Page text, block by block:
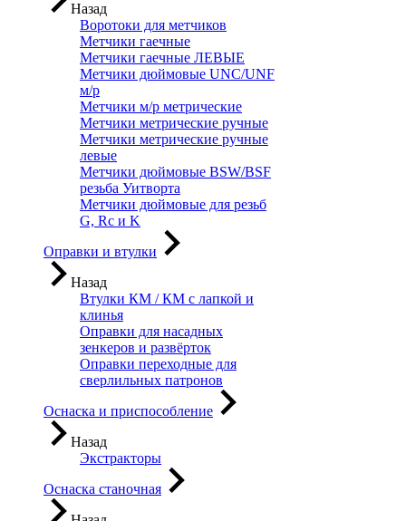
Назад
Воротоки для метчиков
Метчики гаечные
Метчики гаечные ЛЕВЫЕ
Метчики дюймовые UNC/UNF
м/р
Метчики м/р метрические
Метчики метрические ручные
Метчики метрические ручные
левые
Метчики дюймовые BSW/BSF
резьба Уитворта
Метчики дюймовые для резьб
G, Rc и K
Оправки и втулки
Назад
Втулки КМ / КМ с лапкой и
клинья
Оправки для насадных
зенкеров и развёрток
Оправки переходные для
сверлильных патронов
Оснаска и приспособление
Назад
Экстракторы
Оснаска станочная